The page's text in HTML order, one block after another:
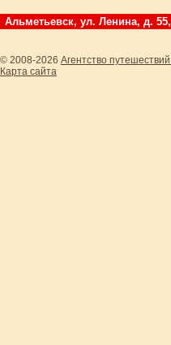
Альметьевск, ул. Ленина, д.
© 2008-2026 Агентство
Карта сайта